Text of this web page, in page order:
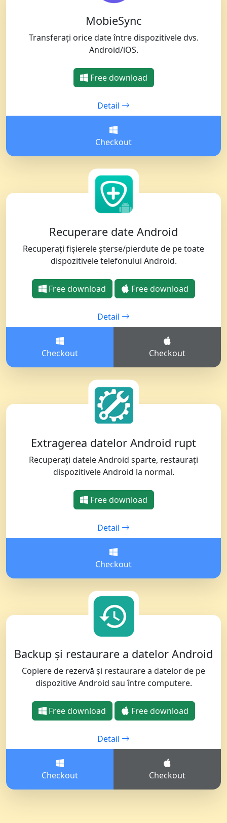
MobieSync
Transferați orice date între dispozitivele dvs.
Android/iOS.
Free download
Detail
Checkout
Recuperare date Android
Recuperați fișierele șterse/pierdute de pe toate
dispozitivele telefonului Android.
Free download Free download
Detail
Checkout Checkout
Extragerea datelor Android rupt
Recuperați datele Android sparte, restaurați
dispozitivele Android la normal.
Free download
Detail
Checkout
Backup și restaurare a datelor Android
Copiere de rezervă și restaurare a datelor de pe
dispozitive Android sau între computere.
Free download Free download
Detail
Checkout Checkout